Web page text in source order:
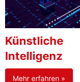
Künstliche
Intelligenz
Mehr erfahren »